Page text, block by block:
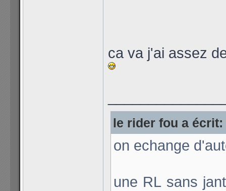
ca va j'ai assez
le rider fou a écrit:
on echange
une RL sans